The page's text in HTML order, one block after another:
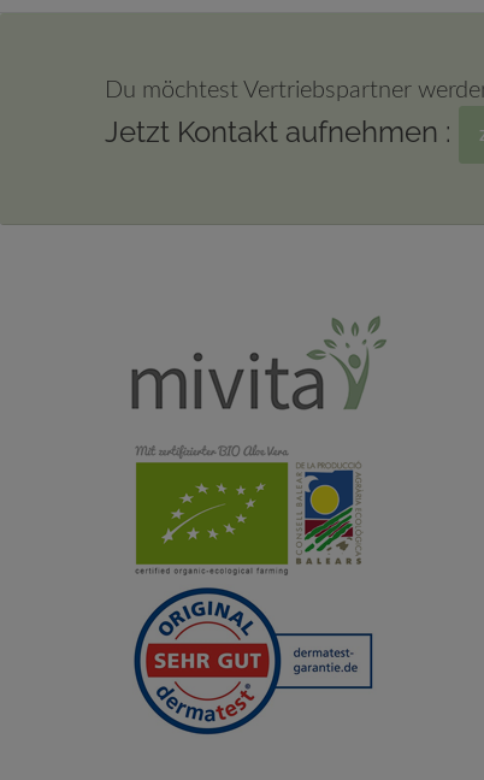
Du möchtest Vertriebspartner
Jetzt Kontakt aufnehmen :